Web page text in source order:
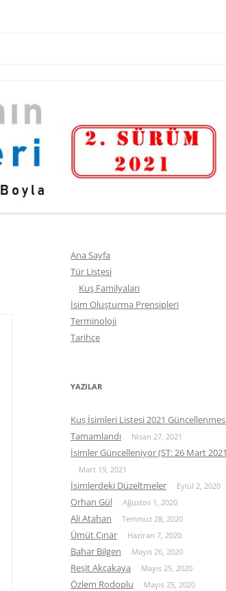
Ana Sayfa
Tür Listesi
Kuş Familyaları
İsim Oluşturma Prensipleri
Terminoloji
Tarihçe
YAZILAR
Kuş İsimleri Listesi 2021
Tamamlandı
Nisan 27, 2021
İsimler Güncelleniyor (ST: 26 Mart
Mart 19, 2021
İsimlerdeki Düzeltmeler Eylül 2, 2020
Orhan Gül Ağustos 1, 2020
Ali Atahan Temmuz 28, 2020
Ümüt Çınar Haziran 7, 2020
Bahar Bilgen Mayıs 26, 2020
Reşit Akçakaya Mayıs 25, 2020
Özlem Rodoplu Mayıs 25, 2020